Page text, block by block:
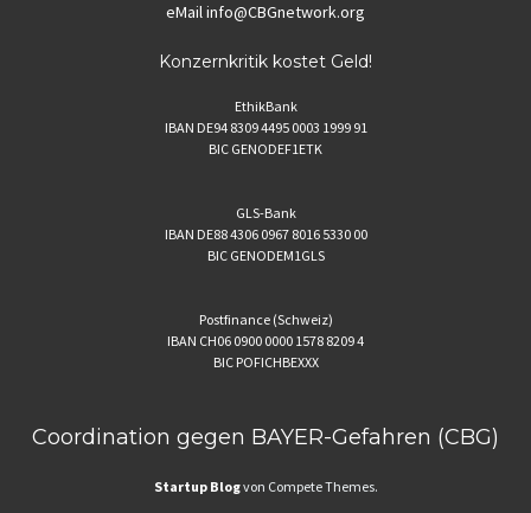
eMailinfo@CBGnetwork.org
Konzernkritik kostet Geld!
EthikBank
IBAN DE94 8309 4495 0003 1999 91
BIC GENODEF1ETK
GLS-Bank
IBAN DE88 4306 0967 8016 5330 00
BIC GENODEM1GLS
Postfinance (Schweiz)
IBAN CH06 0900 0000 1578 8209 4
BIC POFICHBEXXX
Coordination gegen BAYER-Gefahren (CBG)
Startup Blogvon Compete Themes.